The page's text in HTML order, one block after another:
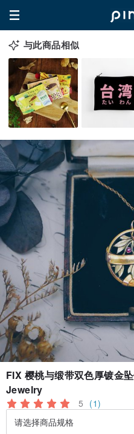
与此商品相似
FIX 樱桃与缎带双色厚镀金
Jewelry
5 (1)